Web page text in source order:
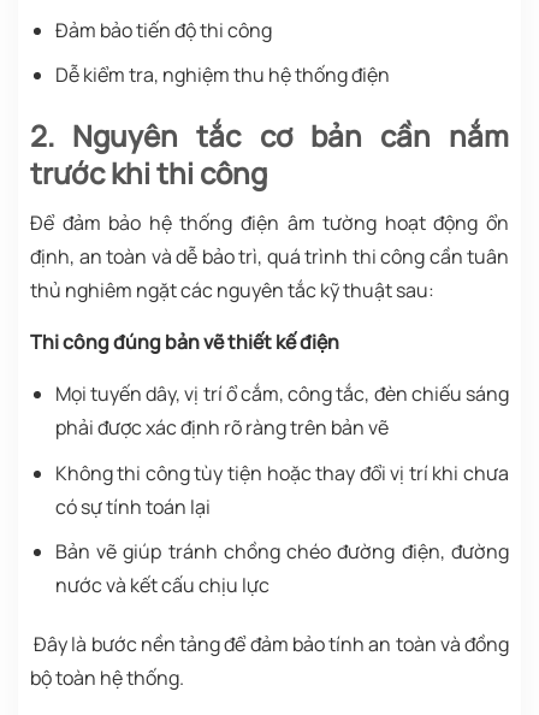
Đảm bảo tiến độ thi công
Dễ kiểm tra, nghiệm thu hệ thống điện
2. Nguyên tắc cơ bản cần nắm
trước khi thi công
Để đảm bảo hệ thống điện âm tường hoạt động ổn
định, an toàn và dễ bảo trì, quá trình thi công cần tuân
thủ nghiêm ngặt các nguyên tắc kỹ thuật sau:
Thi công đúng bản vẽ thiết kế điện
Mọi tuyến dây, vị trí ổ cắm, công tắc, đèn chiếu sáng
phải được xác định rõ ràng trên bản vẽ
Không thi công tùy tiện hoặc thay đổi vị trí khi chưa
có sự tính toán lại
Bản vẽ giúp tránh chồng chéo đường điện, đường
nước và kết cấu chịu lực
Đây là bước nền tảng để đảm bảo tính an toàn và đồng
bộ toàn hệ thống.